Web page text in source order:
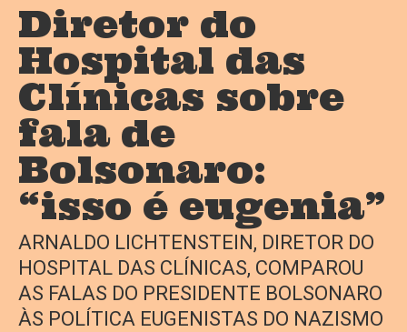
Diretor do
Hospital das
Clínicas sobre
fala de
Bolsonaro:
“isso é eugenia”
ARNALDO LICHTENSTEIN, DIRETOR DO
HOSPITAL DAS CLÍNICAS, COMPAROU
AS FALAS DO PRESIDENTE BOLSONARO
ÀS POLÍTICA EUGENISTAS DO NAZISMO